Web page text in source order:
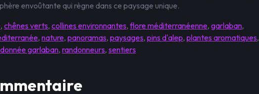
envoûtante qui règne dans ce paysage unique.
, chênes verts, collines environnantes,flore méditerranéenne, garlaban,
, nature, panoramas, paysages, pins d'alep, plantes aromatiques,
garlaban, randonneurs, sentiers